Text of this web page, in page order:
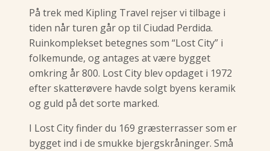
På trek med Kipling Travel rejser vi tilbage i
tiden når turen går op til Ciudad Perdida.
Ruinkomplekset betegnes som “Lost City” i
folkemunde, og antages at være bygget
omkring år 800. Lost City blev opdaget i 1972
efter skatterøvere havde solgt byens keramik
og guld på det sorte marked.
I Lost City finder du 169 græsterrasser som er
bygget ind i de smukke bjergskråninger. Små